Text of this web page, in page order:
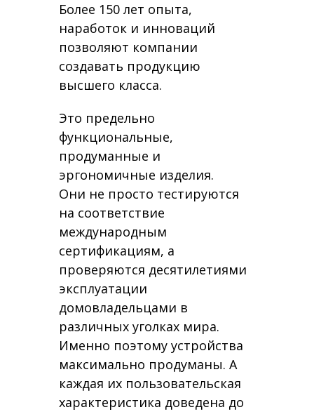
Более 150 лет опыта,
наработок и инноваций
позволяют компании
создавать продукцию
высшего класса.
Это предельно
функциональные,
продуманные и
эргономичные изделия.
Они не просто тестируются
на соответствие
международным
сертификациям, а
проверяются десятилетиями
эксплуатации
домовладельцами в
различных уголках мира.
Именно поэтому устройства
максимально продуманы. А
каждая их пользовательская
характеристика доведена до